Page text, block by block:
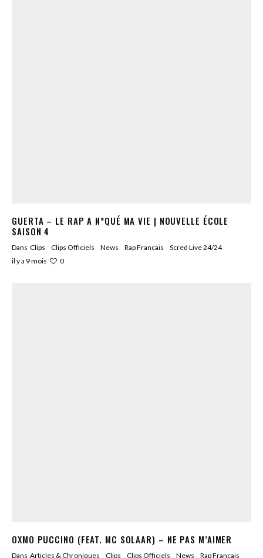
GUERTA – LE RAP A N*QUÉ MA VIE | NOUVELLE ÉCOLE
SAISON 4
Dans Clips Clips Officiels News Rap Francais
Scred Live 24/24
il y a 9 mois
0
OXMO PUCCINO (FEAT. MC SOLAAR) – NE PAS M’AIMER
Dans Articles & Chroniques Clips Clips Officiels News Rap Francais